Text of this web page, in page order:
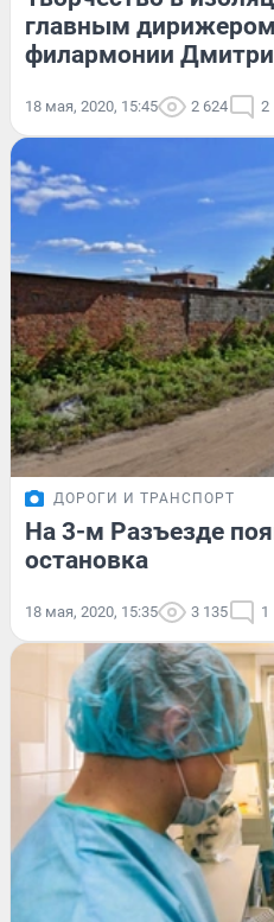
главным
филармонии
18 мая, 2020, 15:45 2 624 2
ДОРОГИ И ТРАНСПОРТ
На 3-м Разъезде
остановка
18 мая, 2020, 15:35 3 135 1